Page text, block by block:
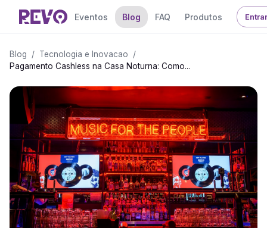
Eventos Blog FAQ Produtos
Blog / Tecnologia e Inovacao
/
Pagamento Cashless na Casa Noturna: Como...